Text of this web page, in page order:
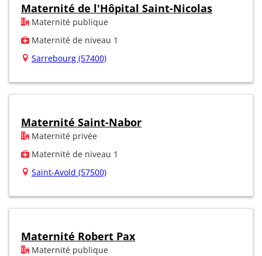
Maternité de l'Hôpital Saint-Nicolas
Maternité publique
Maternité de niveau 1
Sarrebourg (57400)
Maternité Saint-Nabor
Maternité privée
Maternité de niveau 1
Saint-Avold (57500)
Maternité Robert Pax
Maternité publique